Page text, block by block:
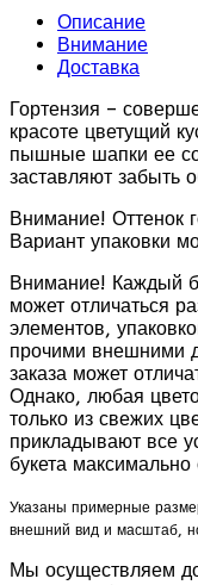
Описание
Внимание
Доставка
Гортензия –
красоте цветущий
пышные шапки ее
заставляют забыть
Внимание! Оттенок
Вариант упаковки
Внимание! Каждый
может отличаться
элементов,
прочими внешними
заказа может
Однако, любая
только из свежих
прикладывают все
букета
Указаны примерные
внешний вид и масштаб,
Мы осуществляем